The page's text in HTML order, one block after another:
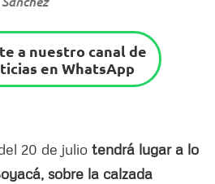
a nuestro canal de
en WhatsApp
20 de julio tendrá lugar a lo
sobre la calzada